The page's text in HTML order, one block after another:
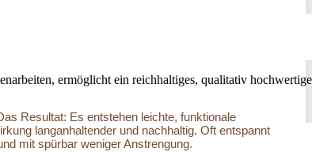
ermöglicht ein reichhaltiges, qualitativ
Resultat: Es entstehen leichte, funktionale
langanhaltender und nachhaltig. Oft entspannt
mit spürbar weniger Anstrengung.